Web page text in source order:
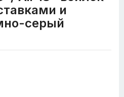
и
серый